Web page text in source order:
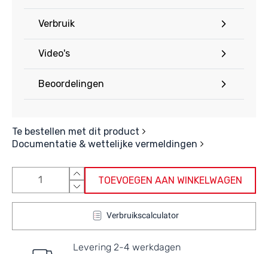
Verbruik
Video's
Beoordelingen
Te bestellen met dit product
Documentatie & wettelijke vermeldingen
TOEVOEGEN AAN WINKELWAGEN
Verbruikscalculator
Levering 2-4 werkdagen